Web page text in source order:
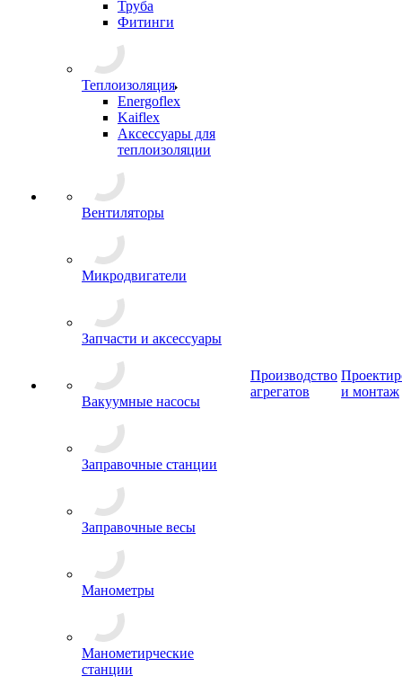
Труба
Фитинги
Теплоизоляция
Energoflex
Kaiflex
Аксессуары для
теплоизоляции
Вентиляторы
Микродвигатели
Запчасти и аксессуары
Вакуумные насосы
Заправочные станции
Заправочные весы
Манометры
Манометирческие
станции
Производство
агрегатов
и монтаж